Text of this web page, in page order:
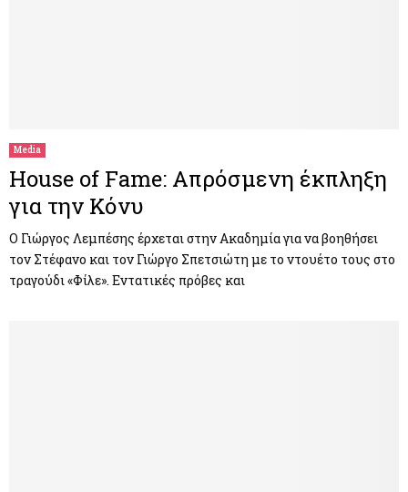
Media
House of Fame: Απρόσμενη έκπληξη
για την Κόνυ
Ο Γιώργος Λεμπέσης έρχεται στην Ακαδημία για να βοηθήσει
τον Στέφανο και τον Γιώργο Σπετσιώτη με το ντουέτο τους στο
τραγούδι «Φίλε». Εντατικές πρόβες και